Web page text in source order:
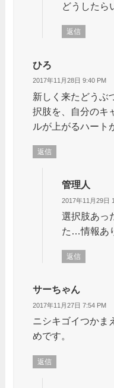
どうしたら
返信
ひろ
2017年11月28日 9:40 PM
新しく来たどうぶ
択肢を、自分のキ
ルが上がるハート
返信
管理人
2017年11月29日
選択肢あっ
た…情報あ
返信
サーちゃん
2017年11月27日 7:54 PM
ニシキゴイつかま
めです。
返信